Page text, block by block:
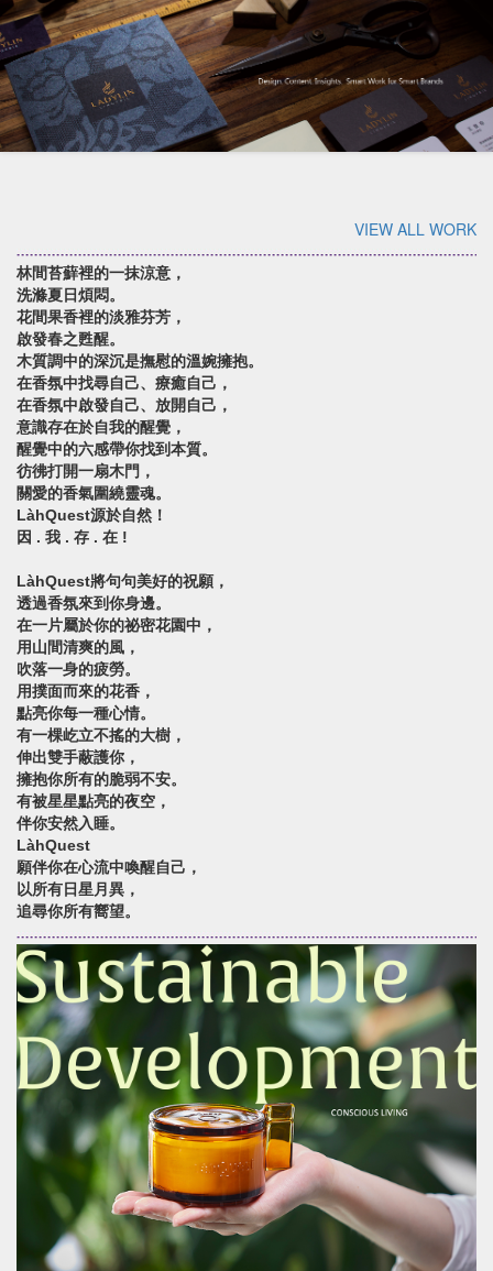
VIEW ALL WORK
林間苔蘚裡的一抹涼意，
洗滌夏日煩悶。
花間果香裡的淡雅芬芳，
啟發春之甦醒。
木質調中的深沉是撫慰的溫婉擁抱。
在香氛中找尋自己、療癒自己，
在香氛中啟發自己、放開自己，
意識存在於自我的醒覺，
醒覺中的六感帶你找到本質。
彷彿打開一扇木門，
關愛的香氣圍繞靈魂。
LàhQuest源於自然！
因 . 我 . 存 . 在 !
LàhQuest將句句美好的祝願，
透過香氛來到你身邊。
在一片屬於你的祕密花園中，
用山間清爽的風，
吹落一身的疲勞。
用撲面而來的花香，
點亮你每一種心情。
有一棵屹立不搖的大樹，
伸出雙手蔽護你，
擁抱你所有的脆弱不安。
有被星星點亮的夜空，
伴你安然入睡。
LàhQuest
願伴你在心流中喚醒自己，
以所有日星月異，
追尋你所有嚮望。